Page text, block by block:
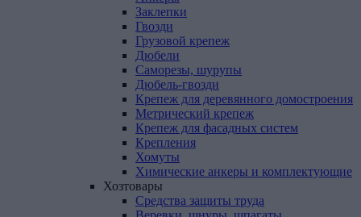
Заклепки
Гвозди
Грузовой крепеж
Дюбели
Саморезы, шурупы
Дюбель-гвозди
Крепеж для деревянного домостроения
Метрический крепеж
Крепеж для фасадных систем
Крепления
Хомуты
Химические анкеры и комплектующие
Хозтовары
Средства защиты труда